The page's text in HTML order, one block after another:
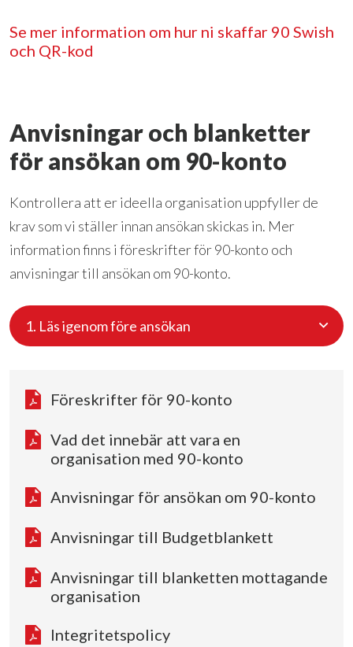
Se mer information om hur ni skaffar 90 Swish
och QR-kod
Anvisningar och blanketter
för ansökan om 90-konto
Kontrollera att er ideella organisation uppfyller de
krav som vi ställer innan ansökan skickas in. Mer
information finns i föreskrifter för 90-konto och
anvisningar till ansökan om 90-konto.
1. Läs igenom före ansökan
Föreskrifter för 90-konto
Vad det innebär att vara en
organisation med 90-konto
Anvisningar för ansökan om 90-konto
Anvisningar till Budgetblankett
Anvisningar till blanketten mottagande
organisation
Integritetspolicy